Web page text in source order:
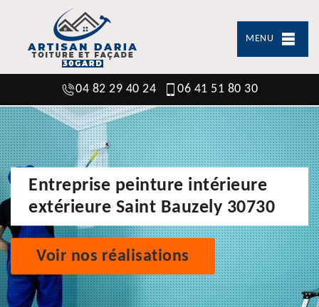
MENU
04 82 29 40 24 06 41 51 80 30
Entreprise peinture intérieure
extérieure Saint Bauzely 30730
Voir nos réalisations